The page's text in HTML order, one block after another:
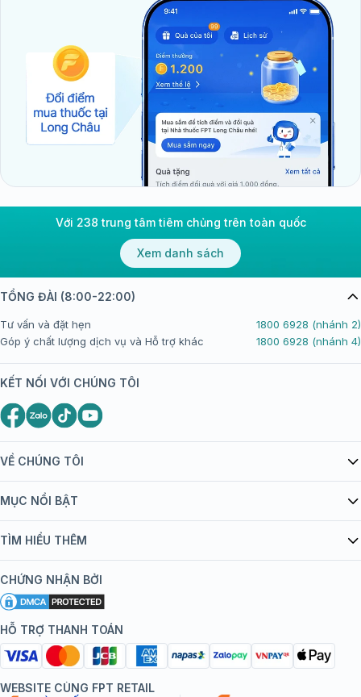
Với 238 trung tâm tiêm chủng trên toàn quốc
Xem danh sách
VỀ CHÚNG TÔI
Giới thiệu Tiêm Chủng FPT Long Châu
bán hàng
Chính sách nội dung
Chính sách bảo mật
Chính sách bảo mật dữ liệu cá nhân
Chính sách thanh toán
MỤC NỔI BẬT
Danh mục vắc xin
Đội ngũ bác sĩ, chuyên gia
Hệ thống trung tâm tiêm chủng
TÌM HIỂU THÊM
Khuyến mãi
Tôi nên tiêm gì?
Tiêm chủng đi nước ngoài
CHỨNG NHẬN BỞI
HỖ TRỢ THANH TOÁN
TỔNG ĐÀI (8:00-22:00)
Tư vấn và đặt hẹn
1800 6928 (nhánh 2)
Góp ý chất lượng dịch vụ và Hỗ trợ khác
1800 6928 (nhánh 4)
KẾT NỐI VỚI CHÚNG TÔI
WEBSITE CÙNG FPT RETAIL